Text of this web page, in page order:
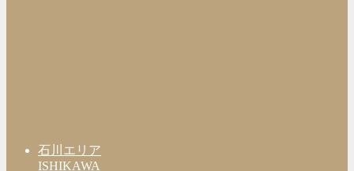
石川エリア
ISHIKAWA